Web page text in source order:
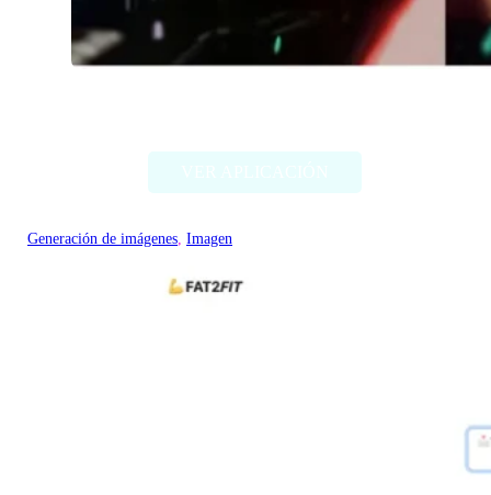
Generación de imágenes, Imagen